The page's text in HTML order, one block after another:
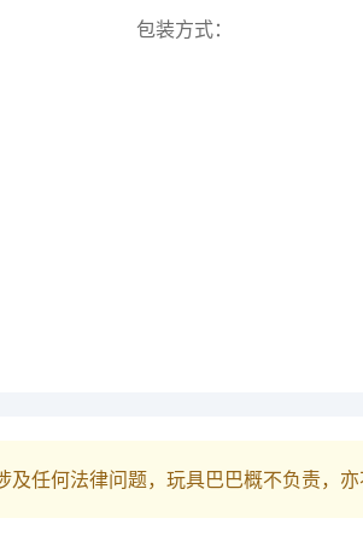
包装方式：
任何法律问题，玩具巴巴概不负责，亦